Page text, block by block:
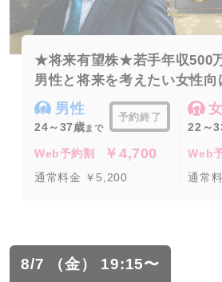
★将来有望株★若手年収500
男性と将来を考えたい女性
男性
24～37歳まで
予約終了
Web予約割 ￥4,700
通常料金 ￥5,200
22～
Web
通常
8/7 （金） 19:15〜